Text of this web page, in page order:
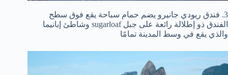
3. فندق ريودي جانيرو يضم حمام سباحة يقع فوق سطح
الفندق ذو إطلالة رائعة على جبل sugarloaf وشاطئ إبانيما
والذي يقع في وسط المدينة تمامًا